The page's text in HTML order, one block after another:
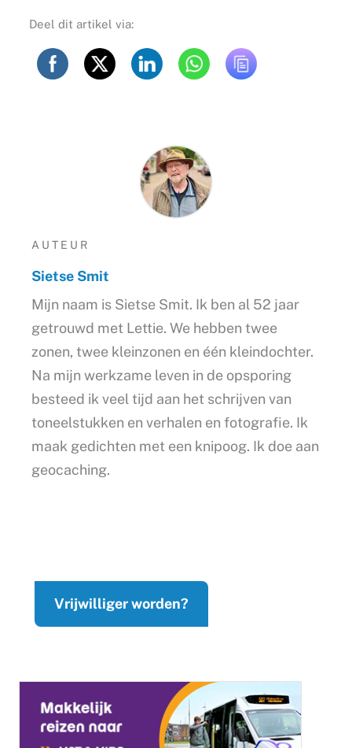
Deel dit artikel via:
AUTEUR
Sietse Smit
Mijn naam is Sietse Smit. Ik ben al 52 jaar
getrouwd met Lettie. We hebben twee
zonen, twee kleinzonen en één kleindochter.
Na mijn werkzame leven in de opsporing
besteed ik veel tijd aan het schrijven van
toneelstukken en verhalen en fotografie. Ik
maak gedichten met een knipoog. Ik doe aan
geocaching.
Vrijwilliger worden?